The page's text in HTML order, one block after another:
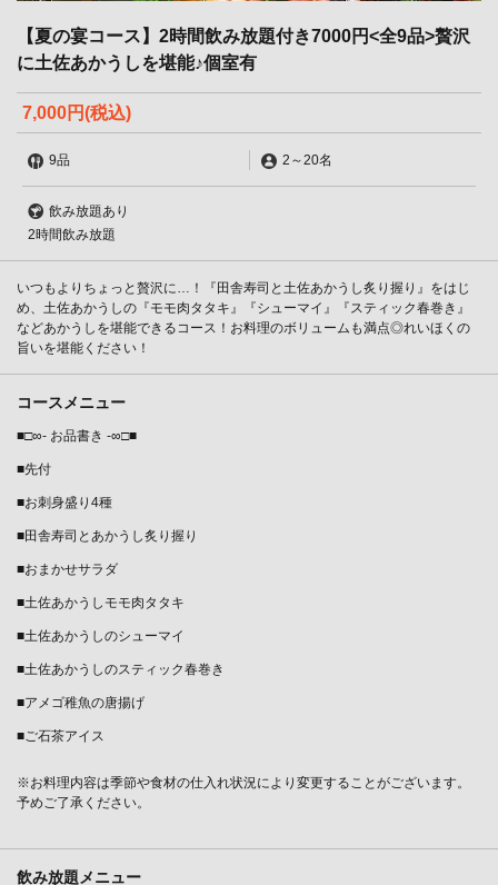
【夏の宴コース】2時間飲み放題付き7000円<全9品>贅沢
に土佐あかうしを堪能♪個室有
7,000円(税込)
9品 2 ～20名
飲み放題あり
2時間飲み放題
いつもよりちょっと贅沢に…！『田舎寿司と土佐あかうし炙り握り』をはじ
め、土佐あかうしの『モモ肉タタキ』『シューマイ』『スティック春巻き』
などあかうしを堪能できるコース！お料理のボリュームも満点◎れいほくの
旨いを堪能ください！
コースメニュー
■□∞- お品書き -∞□■
■先付
■お刺身盛り4種
■田舎寿司とあかうし炙り握り
■おまかせサラダ
■土佐あかうしモモ肉タタキ
■土佐あかうしのシューマイ
■土佐あかうしのスティック春巻き
■アメゴ稚魚の唐揚げ
■ご石茶アイス
※お料理内容は季節や食材の仕入れ状況により変更することがございます。
予めご了承ください。
飲み放題メニュー
この店舗情報をシェアする
【夏の宴コース】2時間飲み放題付き7000円<全9品>贅沢に
高知県高知市帯屋町１-1-2-12 俵屋ビル1Ｆ